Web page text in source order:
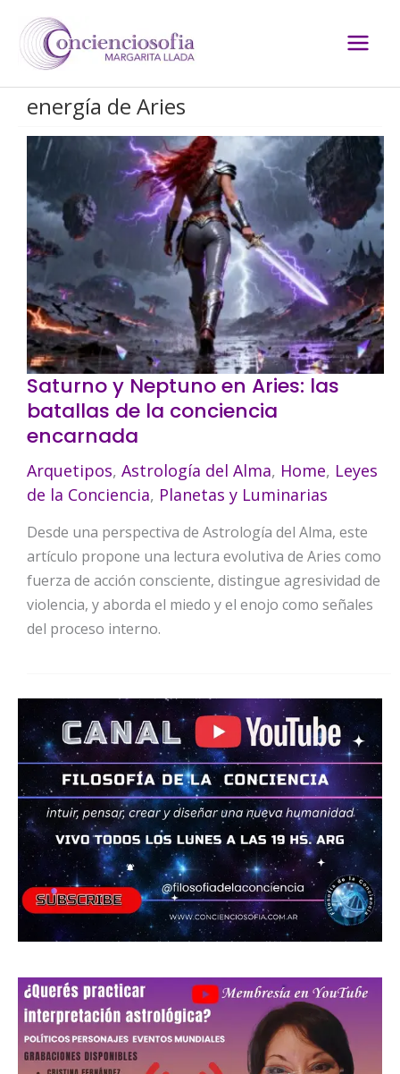
contenido
energía de Aries
Saturno y Neptuno en Aries: las
batallas de la conciencia
encarnada
Arquetipos, Astrología del Alma, Home, Leyes
de la Conciencia, Planetas y Luminarias
Desde una perspectiva de Astrología del Alma, este
artículo propone una lectura evolutiva de Aries como
fuerza de acción consciente, distingue agresividad de
violencia, y aborda el miedo y el enojo como señales
del proceso interno.